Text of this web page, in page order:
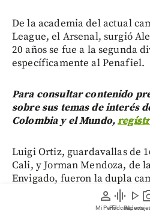
person
Mi Perfil
graphic_eq
Pódcast
play_arrow
Videos
De la academia del actual
League, el Arsenal, surgió
20 años se fue a la segunda
específicamente al Penafiel.
Para consultar contenido
sobre sus temas de interés
Colombia y el Mundo,
Luigi Ortiz, guardavallas de
Cali, y Jorman Mendoza, de
Envigado, fueron la dupla
Sudamericano Sub-17 de
buenísimos”, afirmó